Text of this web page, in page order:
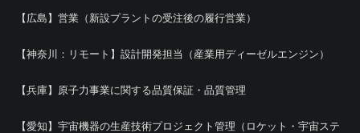
【広島】営業（新設プラントの受注後の履行営業）
【神奈川：リモート】設計開発担当（産業用ディーゼルエンジン）
【兵庫】原子力事業に関する品質保証・品質管理
【愛知】宇宙機器の生産技術プロジェクト管理（ロケット・宇宙ステ